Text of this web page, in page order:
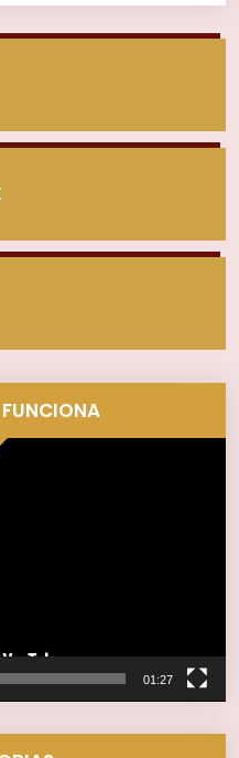
01:27